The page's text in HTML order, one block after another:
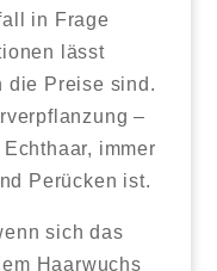
in Frage
lässt
die Preise sind.
–
immer
Perücken ist.
sich das
Haarwuchs